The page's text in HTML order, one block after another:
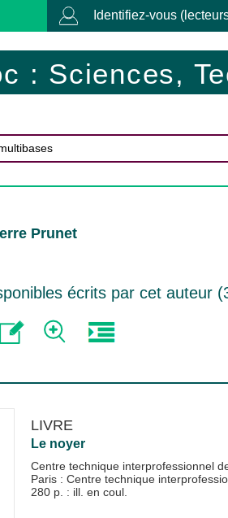
Identifiez-vous
: Sciences,
Prunet
écrits par cet auteur (
LIVRE
Le noyer
Centre technique interprofessionnel
Paris : Centre technique
280 p. : ill. en coul.